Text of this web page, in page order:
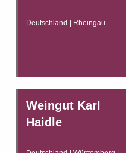
Deutschland | Rheingau
Weingut Karl
Haidle